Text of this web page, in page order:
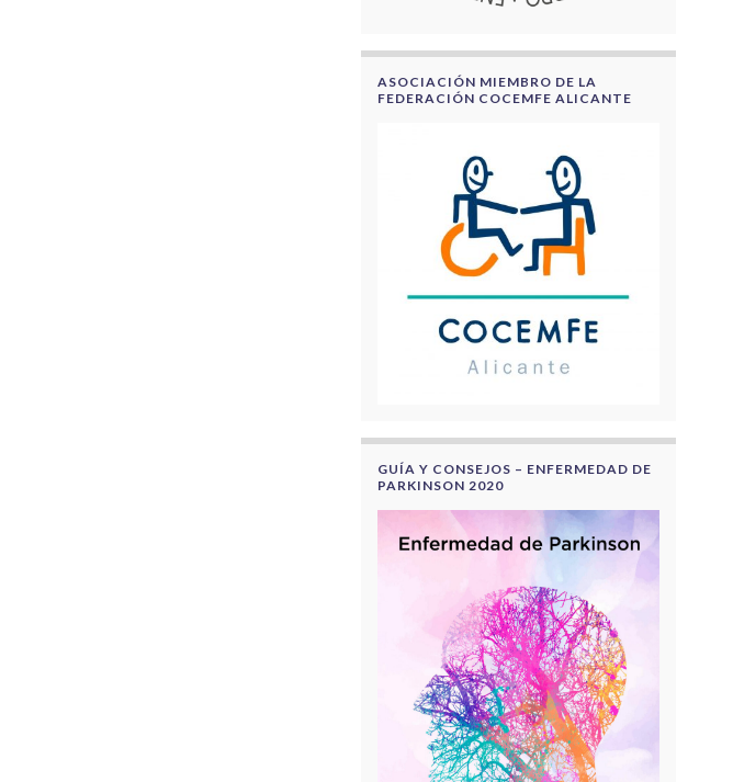
ASOCIACIÓN MIEMBRO DE LA
FEDERACIÓN COCEMFE ALICANTE
GUÍA Y CONSEJOS – ENFERMEDAD DE
PARKINSON 2020